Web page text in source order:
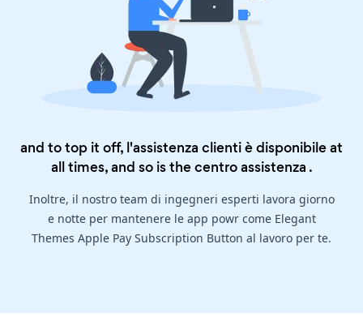
and to top it off, l'assistenza clienti è disponibile at
all times, and so is thecentro assistenza .
Inoltre, il nostro team di ingegneri esperti lavora giorno
e notte per mantenere le app powr come Elegant
Themes Apple Pay Subscription Button al lavoro per te.